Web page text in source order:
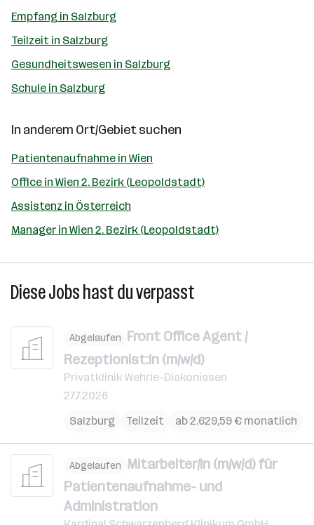
Empfang in Salzburg
Teilzeit in Salzburg
Gesundheitswesen in Salzburg
Schule in Salzburg
In anderem Ort/Gebiet suchen
Patientenaufnahme in Wien
Office in Wien 2. Bezirk (Leopoldstadt)
Assistenz in Österreich
Manager in Wien 2. Bezirk (Leopoldstadt)
Diese Jobs hast du verpasst
Abgelaufen Front Office Agent /
Rezeptionist:in (m/w/d)
Privatklinik Wehrle-Diakonissen
27.7.2026
Salzburg
Teilzeit ab 2.629,59 € monatlich
Abgelaufen Mitarbeiter/in (m/w/d) für
Patientenaufnahme- und
Administration